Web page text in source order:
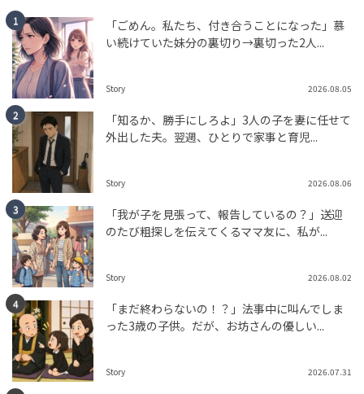
TREND（トレンド深堀）
STORY
生2校を「実名出禁」にした断腸の思いと教育の敗北
BRAND UPDATE（ブランド最新情報）
FOOD & DINING
「だれか声かけないのかな？」優先席の前で立っている
年配の男性。だが、優先席に座っていた女性の対応に心
温まった
tend Editorial Team
「ごめん。私たち、付き合うことになった」慕
い続けていた妹分の裏切り→裏切った2人...
Story 2026.08.05
「知るか、勝手にしろよ」3人の子を妻に任せて
外出した夫。翌週、ひとりで家事と育児...
Story 2026.08.06
「我が子を見張って、報告しているの？」送迎
のたび粗探しを伝えてくるママ友に、私が...
Story 2026.08.02
「まだ終わらないの！？」法事中に叫んでしま
った3歳の子供。だが、お坊さんの優しい...
Story 2026.07.31